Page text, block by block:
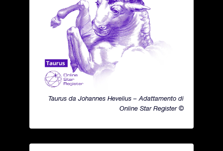
Taurus da Johannes Hevelius – Adattamento di
Online Star Register ©